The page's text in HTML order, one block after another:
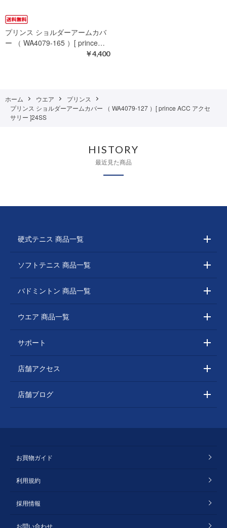
プリンス ショルダーアームカバ
ー （ WA4079-165 ）[ prince…
￥4,400
ホーム ウエア
プリンス
プリンス ショルダーアームカバー （ WA4079-127 ）[ prince ACC アクセ
サリー ]24SS
HISTORY
最近見た商品
硬式テニス 商品一覧
ソフトテニス 商品一覧
バドミントン 商品一覧
ウエア 商品一覧
サポート
店舗アクセス
店舗ブログ
お買物ガイド
利用規約
採用情報
お問い合わせ